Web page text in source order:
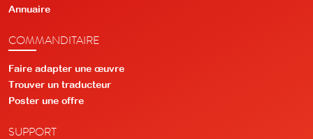
Annuaire
COMMANDITAIRE
Faire adapter une œuvre
Trouver un traducteur
Poster une offre
SUPPORT